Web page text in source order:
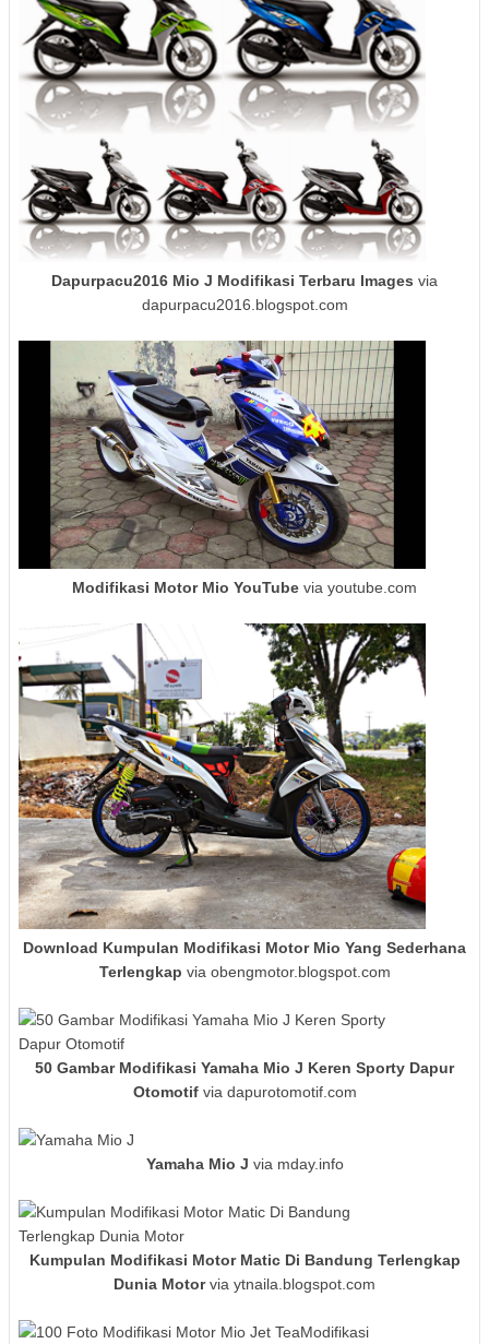
Dapurpacu2016 Mio J Modifikasi Terbaru Images via
dapurpacu2016.blogspot.com
Modifikasi Motor Mio YouTube via youtube.com
Download Kumpulan Modifikasi Motor Mio Yang Sederhana
Terlengkap via obengmotor.blogspot.com
50 Gambar Modifikasi Yamaha Mio J Keren Sporty Dapur
Otomotifvia dapurotomotif.com
Yamaha Mio J via mday.info
Kumpulan Modifikasi Motor Matic Di Bandung Terlengkap
Dunia Motorvia ytnaila.blogspot.com